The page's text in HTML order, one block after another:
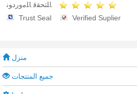
ﺎﻠﺘﺤﻘﻗ ﺎﻠﻣﻭﺭﺩﻮﻧ
Trust Seal
Verified Suplier
منزل
جميع المنتجات